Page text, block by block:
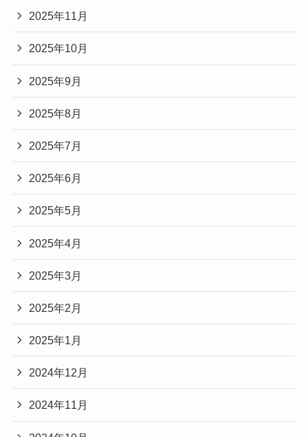
2025年11月
2025年10月
2025年9月
2025年8月
2025年7月
2025年6月
2025年5月
2025年4月
2025年3月
2025年2月
2025年1月
2024年12月
2024年11月